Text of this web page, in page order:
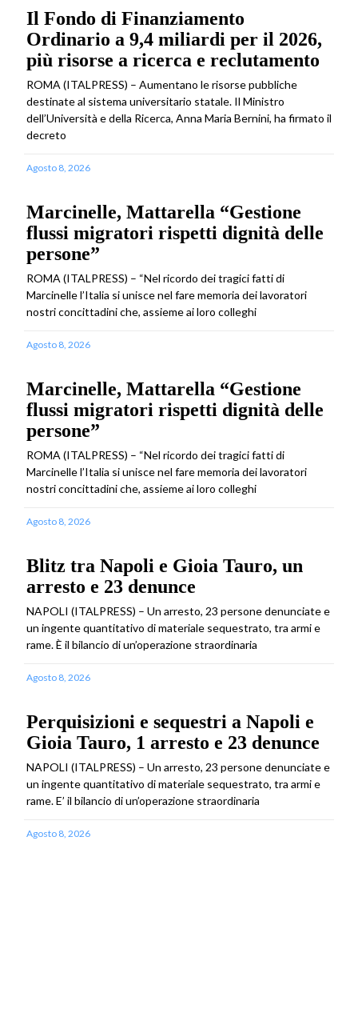
Il Fondo di Finanziamento
Ordinario a 9,4 miliardi per il 2026,
più risorse a ricerca e reclutamento
ROMA (ITALPRESS) – Aumentano le risorse pubbliche
destinate al sistema universitario statale. Il Ministro
dell’Università e della Ricerca, Anna Maria Bernini, ha firmato il
decreto
Agosto 8, 2026
Marcinelle, Mattarella “Gestione
flussi migratori rispetti dignità delle
persone”
ROMA (ITALPRESS) – “Nel ricordo dei tragici fatti di
Marcinelle l’Italia si unisce nel fare memoria dei lavoratori
nostri concittadini che, assieme ai loro colleghi
Agosto 8, 2026
Marcinelle, Mattarella “Gestione
flussi migratori rispetti dignità delle
persone”
ROMA (ITALPRESS) – “Nel ricordo dei tragici fatti di
Marcinelle l’Italia si unisce nel fare memoria dei lavoratori
nostri concittadini che, assieme ai loro colleghi
Agosto 8, 2026
Blitz tra Napoli e Gioia Tauro, un
arresto e 23 denunce
NAPOLI (ITALPRESS) – Un arresto, 23 persone denunciate e
un ingente quantitativo di materiale sequestrato, tra armi e
rame. È il bilancio di un’operazione straordinaria
Agosto 8, 2026
Perquisizioni e sequestri a Napoli e
Gioia Tauro, 1 arresto e 23 denunce
NAPOLI (ITALPRESS) – Un arresto, 23 persone denunciate e
un ingente quantitativo di materiale sequestrato, tra armi e
rame. E’ il bilancio di un’operazione straordinaria
Agosto 8, 2026